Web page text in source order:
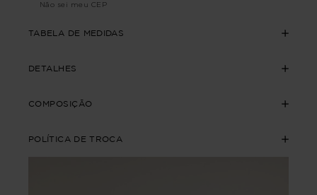
Não sei meu CEP
TABELA DE MEDIDAS
DETALHES
COMPOSIÇÃO
POLÍTICA DE TROCA